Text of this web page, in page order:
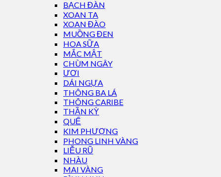
BẠCH ĐÀN
XOAN TA
XOAN ĐÀO
MUỒNG ĐEN
HOA SỮA
MẮC MẬT
CHÙM NGÂY
ƯƠI
DÁI NGỰA
THÔNG BA LÁ
THÔNG CARIBE
THẦN KỲ
QUẾ
KIM PHƯỢNG
PHONG LINH VÀNG
LIỄU RŨ
NHÀU
MAI VÀNG